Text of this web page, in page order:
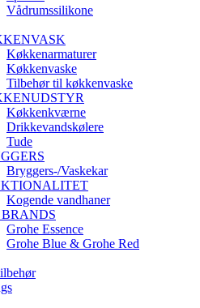
Vådrumssilikone
Køkkenarmaturer
Køkkenvaske
Tilbehør til køkkenvaske
Køkkenkværne
Drikkevandskølere
Tude
Bryggers-/Vaskekar
Kogende vandhaner
BRANDS
Grohe Essence
Grohe Blue & Grohe Red